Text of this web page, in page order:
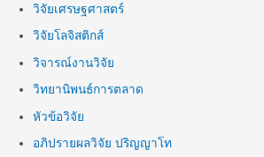
วิจัยเศรษฐศาสตร์
วิจัยโลจิสติกส์
วิจารณ์งานวิจัย
วิทยานิพนธ์การตลาด
หัวข้อวิจัย
อภิปรายผลวิจัย ปริญญาโท